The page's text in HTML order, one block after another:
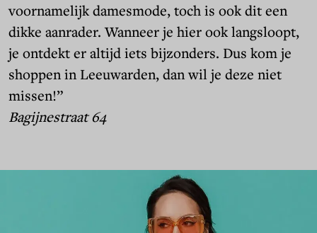
voornamelijk damesmode, toch is ook dit een
dikke aanrader. Wanneer je hier ook langsloopt,
je ontdekt er altijd iets bijzonders. Dus kom je
shoppen in Leeuwarden, dan wil je deze niet
missen!”
Bagijnestraat 64